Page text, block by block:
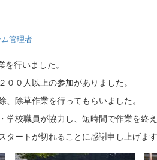
管理者
行いました。
０人以上の参加がありました。
除草作業を行ってもらいました。
校職員が協力し、短時間で作業を終え
ートが切れることに感謝申し上げます